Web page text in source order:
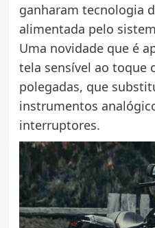
ganharam tecnologia
alimentada pelo
Uma novidade que é
tela sensível ao toque
polegadas, que
instrumentos
interruptores.